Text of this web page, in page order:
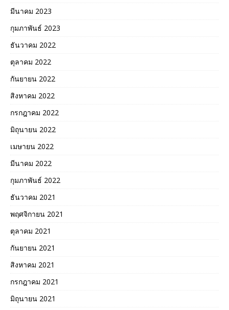
มีนาคม 2023
กุมภาพันธ์ 2023
ธันวาคม 2022
ตุลาคม 2022
กันยายน 2022
สิงหาคม 2022
กรกฎาคม 2022
มิถุนายน 2022
เมษายน 2022
มีนาคม 2022
กุมภาพันธ์ 2022
ธันวาคม 2021
พฤศจิกายน 2021
ตุลาคม 2021
กันยายน 2021
สิงหาคม 2021
กรกฎาคม 2021
มิถุนายน 2021